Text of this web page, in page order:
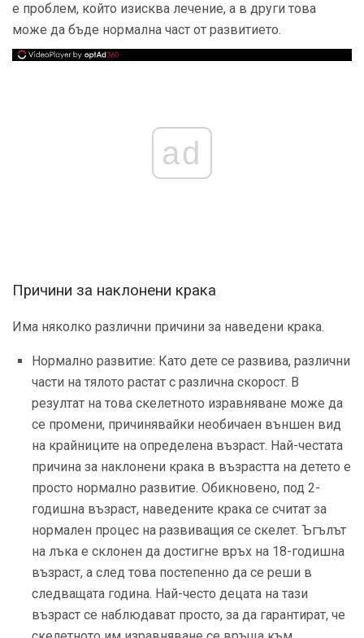
е проблем, който изисква лечение, а в други това
може да бъде нормална част от развитието.
ad
Причини за наклонени крака
Има няколко различни причини за наведени крака.
Нормално развитие: Като дете се развива, различни
части на тялото растат с различна скорост. В
резултат на това скелетното изравняване може да
се промени, причинявайки необичаен външен вид
на крайниците на определена възраст. Най-честата
причина за наклонени крака в възрастта на детето е
просто нормално развитие. Обикновено, под 2-
годишна възраст, наведените крака се считат за
нормален процес на развиващия се скелет. Ъгълът
на лъка е склонен да достигне връх на 18-годишна
възраст, а след това постепенно да се реши в
следващата година. Най-често децата на тази
възраст се наблюдават просто, за да гарантират, че